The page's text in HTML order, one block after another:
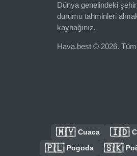
Dünya genelindeki
durumu tahminleri
kaynağınız.
Hava.best © 2026. Tüm
🇲🇾 Cuaca 🇮🇩
🇵🇱 Pogoda 🇸🇰